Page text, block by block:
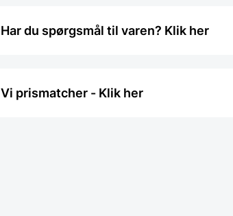
Har du spørgsmål til varen? Klik her
Vi prismatcher - Klik her